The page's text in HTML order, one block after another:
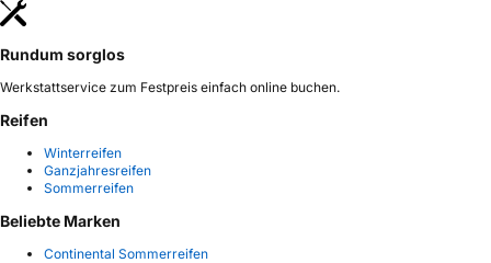
Rundum sorglos
Werkstattservice zum Festpreis einfach online buchen.
Reifen
Winterreifen
Ganzjahresreifen
Sommerreifen
Beliebte Marken
Continental Sommerreifen